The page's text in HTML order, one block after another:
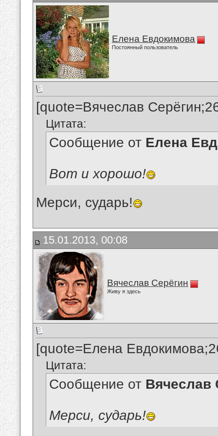
Елена Евдокимова
Постоянный пользователь
[quote=Вячеслав
Цитата:
Сообщение от Елена
Вот и хорошо!
Мерси, сударь!
15.01.2013, 00:08
Вячеслав Серёгин
Живу я здесь
[quote=Елена
Цитата:
Сообщение от Вячеслав
Мерси, сударь!